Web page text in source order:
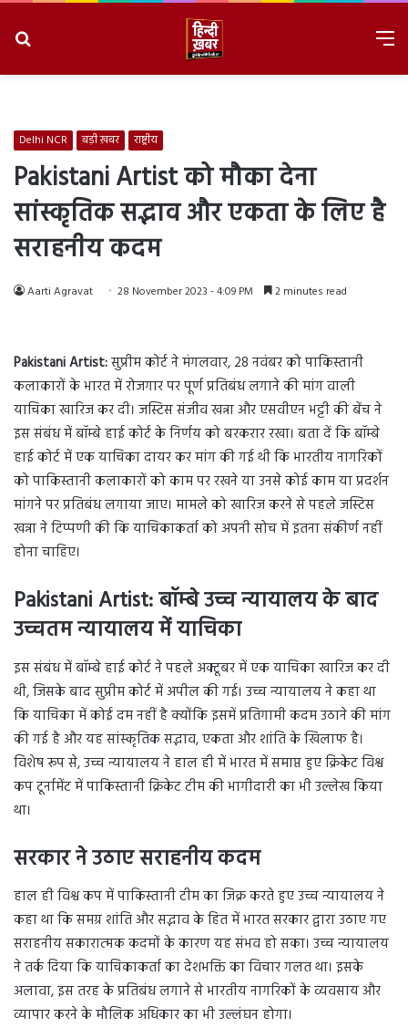
Delhi NCR बड़ी ख़बर राष्ट्रीय
Pakistani Artist को मौका देना
सांस्कृतिक सद्भाव और एकता के लिए है
सराहनीय कदम
Aarti Agravat 28 November 2023 - 4:09 PM 2 minutes read
Pakistani Artist:सुप्रीम कोर्ट ने मंगलवार, 28 नवंबर को पाकिस्तानी
कलाकारों के भारत में रोजगार पर पूर्ण प्रतिबंध लगाने की मांग वाली
याचिका खारिज कर दी। जस्टिस संजीव खन्ना और एसवीएन भट्टी की बेंच ने
इस संबंध में बॉम्बे हाई कोर्ट के निर्णय को बरकरार रखा। बता दें कि बॉम्बे
हाई कोर्ट में एक याचिका दायर कर मांग की गई थी कि भारतीय नागरिकों
को पाकिस्तानी कलाकारों को काम पर रखने या उनसे कोई काम या प्रदर्शन
मांगने पर प्रतिबंध लगाया जाए। मामले को खारिज करने से पहले जस्टिस
खन्ना ने टिप्पणी की कि याचिकाकर्ता को अपनी सोच में इतना संकीर्ण नहीं
होना चाहिए।
Pakistani Artist: बॉम्बे उच्च न्यायालय के बाद
उच्चतम न्यायालय में याचिका
इस संबंध में बॉम्बे हाई कोर्ट ने पहले अक्टूबर में एक याचिका खारिज कर दी
थी, जिसके बाद सुप्रीम कोर्ट में अपील की गई। उच्च न्यायालय ने कहा था
कि याचिका में कोई दम नहीं है क्योंकि इसमें प्रतिगामी कदम उठाने की मांग
की गई है और यह सांस्कृतिक सद्भाव, एकता और शांति के खिलाफ है।
विशेष रूप से, उच्च न्यायालय ने हाल ही में भारत में समाप्त हुए क्रिकेट विश्व
कप टूर्नामेंट में पाकिस्तानी क्रिकेट टीम की भागीदारी का भी उल्लेख किया
था।
सरकार ने उठाए सराहनीय कदम
हाल ही विश्व कप में पाकिस्तानी टीम का जिक्र करते हुए उच्च न्यायालय ने
कहा था कि समग्र शांति और सद्भाव के हित में भारत सरकार द्वारा उठाए गए
सराहनीय सकारात्मक कदमों के कारण यह संभव हो सका। उच्च न्यायालय
ने तर्क दिया कि याचिकाकर्ता का देशभक्ति का विचार गलत था। इसके
अलावा, इस तरह के प्रतिबंध लगाने से भारतीय नागरिकों के व्यवसाय और
व्यापार करने के मौलिक अधिकार का भी उल्लंघन होगा।